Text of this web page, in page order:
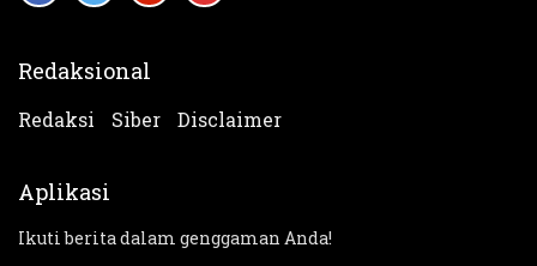
Redaksional
Redaksi Siber Disclaimer
Aplikasi
Ikuti berita dalam genggaman Anda!